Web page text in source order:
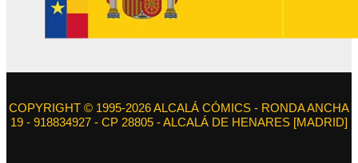
COPYRIGHT © 1995-2026 ALCALÁ CÓMICS - RONDA ANCHA
19 - 918834927 - CP 28805 - ALCALÁ DE HENARES [MADRID]